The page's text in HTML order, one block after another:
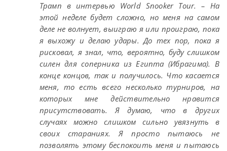
Трамп в интервью World Snooker Tour. – На
этой неделе будет сложно, но меня на самом
деле не волнует, выиграю я или проиграю, пока
я выхожу и делаю удары. До тех пор, пока я
рисковал, я знал, что, вероятно, буду слишком
силен для соперника из Египта (Ибрагима). В
конце концов, так и получилось. Что касается
меня, то есть всего несколько турниров, на
которых мне действительно нравится
присутствовать. Я думаю, что в других
случаях можно слишком сильно увязнуть в
своих стараниях. Я просто пытаюсь не
позволять этому беспокоить меня и пытаюсь